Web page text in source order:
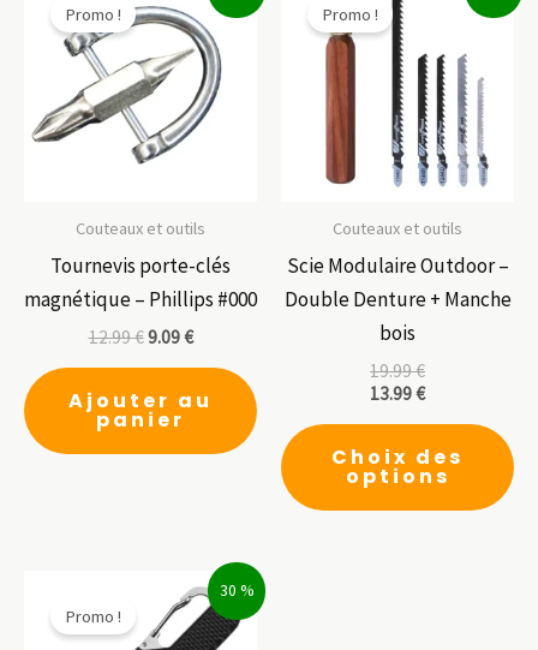
Promo !
Couteaux et outils
Tournevis porte-clés
magnétique – Phillips #000
12.99€9.09€
Ajouter au
panier
Promo !
Couteaux et outils
Scie Modulaire Outdoor –
Double Denture + Manche
bois
19.99€
13.99€
Choix des
options
30 %
Promo !